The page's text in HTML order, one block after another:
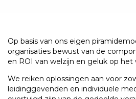
Op basis van ons eigen
organisaties bewust van de
en ROI van welzijn en geluk op het
We reiken oplossingen aan voor
leidinggevenden en individuele